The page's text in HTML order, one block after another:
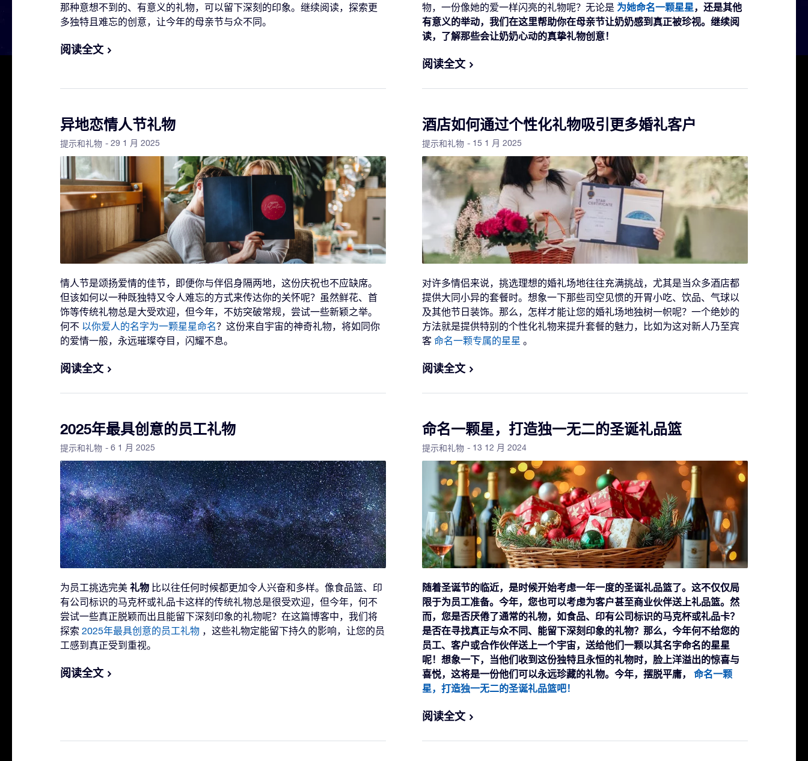
那种意想不到的、有意义的礼物，可以留下深刻的印象。继续阅读，探索更
多独特且难忘的创意，让今年的母亲节与众不同。
阅读全文
物，一份像她的爱一样闪亮的礼物呢？无论是 为她命名一颗星星，还是其他
有意义的举动，我们在这里帮助你在母亲节让奶奶感到真正被珍视。继续阅
读，了解那些会让奶奶心动的真挚礼物创意！
阅读全文
异地恋情人节礼物
提示和礼物 - 29 1 月 2025
情人节是颂扬爱情的佳节，即便你与伴侣身隔两地，这份庆祝也不应缺席。
但该如何以一种既独特又令人难忘的方式来传达你的关怀呢？虽然鲜花、首
饰等传统礼物总是大受欢迎，但今年，不妨突破常规，尝试一些新颖之举。
何不 以你爱人的名字为一颗星星命名？这份来自宇宙的神奇礼物，将如同你
的爱情一般，永远璀璨夺目，闪耀不息。
阅读全文
酒店如何通过个性化礼物吸引更多婚礼客户
提示和礼物 - 15 1 月 2025
对许多情侣来说，挑选理想的婚礼场地往往充满挑战，尤其是当众多酒店都
提供大同小异的套餐时。想象一下那些司空见惯的开胃小吃、饮品、气球以
及其他节日装饰。那么，怎样才能让您的婚礼场地独树一帜呢？一个绝妙的
方法就是提供特别的个性化礼物来提升套餐的魅力，比如为这对新人乃至宾
客 命名一颗专属的星星 。
阅读全文
2025年最具创意的员工礼物
提示和礼物 - 6 1 月 2025
为员工挑选完美 礼物 比以往任何时候都更加令人兴奋和多样。像食品篮、印
有公司标识的马克杯或礼品卡这样的传统礼物总是很受欢迎，但今年，何不
尝试一些真正脱颖而出且能留下深刻印象的礼物呢？在这篇博客中，我们将
探索 2025年最具创意的员工礼物 ，这些礼物定能留下持久的影响，让您的员
工感到真正受到重视。
阅读全文
命名一颗星，打造独一无二的圣诞礼品篮
提示和礼物 - 13 12 月 2024
随着圣诞节的临近，是时候开始考虑一年一度的圣诞礼品篮了。这不仅仅局
限于为员工准备。今年，您也可以考虑为客户甚至商业伙伴送上礼品篮。然
而，您是否厌倦了通常的礼物，如食品、印有公司标识的马克杯或礼品卡？
是否在寻找真正与众不同、能留下深刻印象的礼物？那么，今年何不给您的
员工、客户或合作伙伴送上一个宇宙，送给他们一颗以其名字命名的星星
呢！想象一下，当他们收到这份独特且永恒的礼物时，脸上洋溢出的惊喜与
喜悦，这将是一份他们可以永远珍藏的礼物。今年，摆脱平庸， 命名一颗
星，打造独一无二的圣诞礼品篮吧！
阅读全文